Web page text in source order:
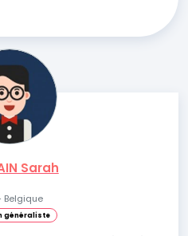
Sarah
Belgique
généraliste